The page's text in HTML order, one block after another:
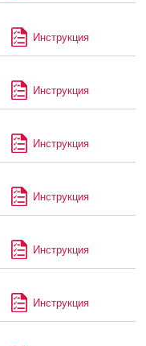
Инструкция
Инструкция
Инструкция
Инструкция
Инструкция
Инструкция